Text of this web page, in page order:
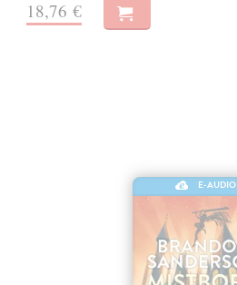
18,76 €
E-AUDIO